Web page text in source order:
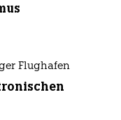
Flughafen